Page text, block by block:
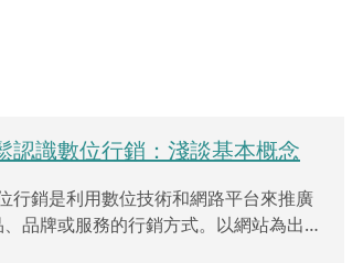
認識數位行銷：淺談基本概念
行銷是利用數位技術和網路平台來推廣
、品牌或服務的行銷方式。以網站為出發